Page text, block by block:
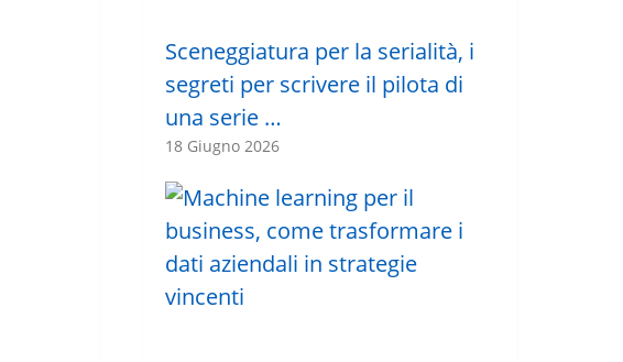
Sceneggiatura per la serialità, i
segreti per scrivere il pilota di
una serie …
18 Giugno 2026